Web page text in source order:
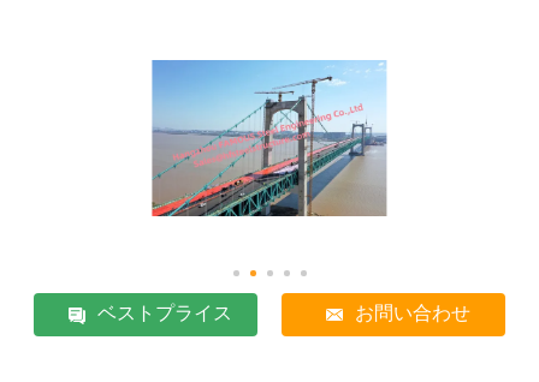
ベストプライス お問い合わせ